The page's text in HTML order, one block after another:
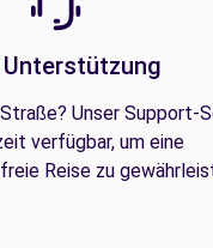
Unser Support-
verfügbar, um eine
Reise zu